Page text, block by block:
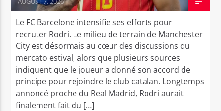
Le FC Barcelone intensifie ses efforts pour
recruter Rodri. Le milieu de terrain de Manchester
City est désormais au cœur des discussions du
mercato estival, alors que plusieurs sources
indiquent que le joueur a donné son accord de
principe pour rejoindre le club catalan. Longtemps
annoncé proche du Real Madrid, Rodri aurait
finalement fait du […]